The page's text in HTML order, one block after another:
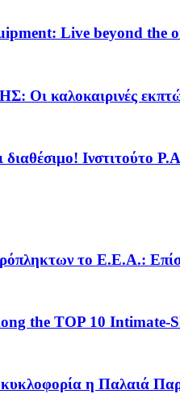
Live beyond the
καλοκαιρινές
Ινστιτούτο
το Ε.Ε.Α.:
the TOP 10 Intimate-
η Παλαιά